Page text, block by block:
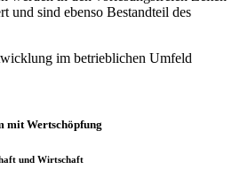
und sind ebenso Bestandteil des
im betrieblichen Umfeld
mit Wertschöpfung
und Wirtschaft